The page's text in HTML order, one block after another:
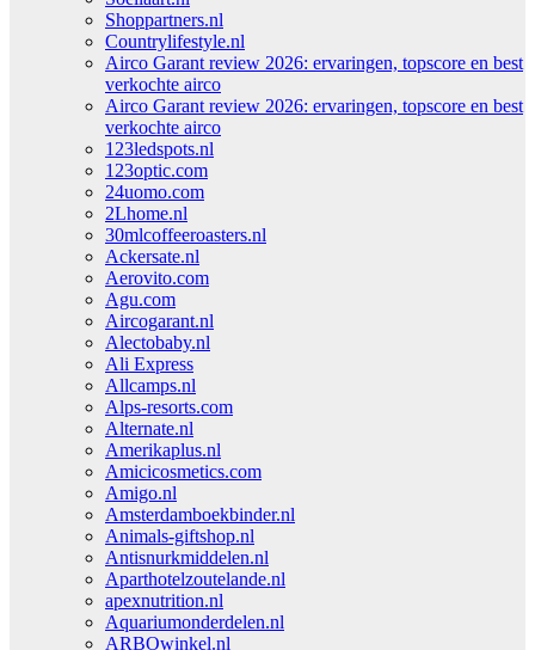
Shoppartners.nl
Countrylifestyle.nl
Airco Garant review 2026: ervaringen, topscore en best
verkochte airco
Airco Garant review 2026: ervaringen, topscore en best
verkochte airco
123ledspots.nl
123optic.com
24uomo.com
2Lhome.nl
30mlcoffeeroasters.nl
Ackersate.nl
Aerovito.com
Agu.com
Aircogarant.nl
Alectobaby.nl
Ali Express
Allcamps.nl
Alps-resorts.com
Alternate.nl
Amerikaplus.nl
Amicicosmetics.com
Amigo.nl
Amsterdamboekbinder.nl
Animals-giftshop.nl
Antisnurkmiddelen.nl
Aparthotelzoutelande.nl
apexnutrition.nl
Aquariumonderdelen.nl
ARBOwinkel.nl